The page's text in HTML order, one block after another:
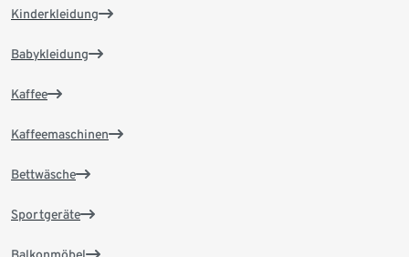
Kinderkleidung
Babykleidung
Kaffee
Kaffeemaschinen
Bettwäsche
Sportgeräte